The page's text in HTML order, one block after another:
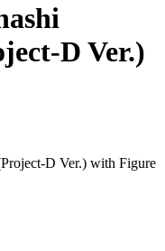
D Ver.)
D Ver.) with Figure